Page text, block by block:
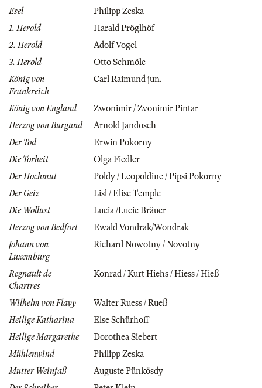
Esel
Philipp Zeska
1. Herold
Harald Pröglhöf
2. Herold
Adolf Vogel
3. Herold
Otto Schmöle
König von
Frankreich
Carl Raimund jun.
König von England
Zwonimir / Zvonimir Pintar
Herzog von Burgund
Arnold Jandosch
Der Tod
Erwin Pokorny
Die Torheit
Olga Fiedler
Der Hochmut
Poldy / Leopoldine / Pipsi Pokorny
Der Geiz
Lisl / Elise Temple
Die Wollust
Lucia /Lucie Bräuer
Herzog von Bedfort
Ewald Vondrak/Wondrak
Johann von
Luxemburg
Richard Nowotny / Novotny
Regnault de
Chartres
Konrad / Kurt Hiehs / Hiess / Hieß
Wilhelm von Flavy
Walter Ruess / Rueß
Heilige Katharina
Else Schürhoff
Heilige Margarethe
Dorothea Siebert
Mühlenwind
Philipp Zeska
Mutter Weinfaß
Auguste Pünkösdy